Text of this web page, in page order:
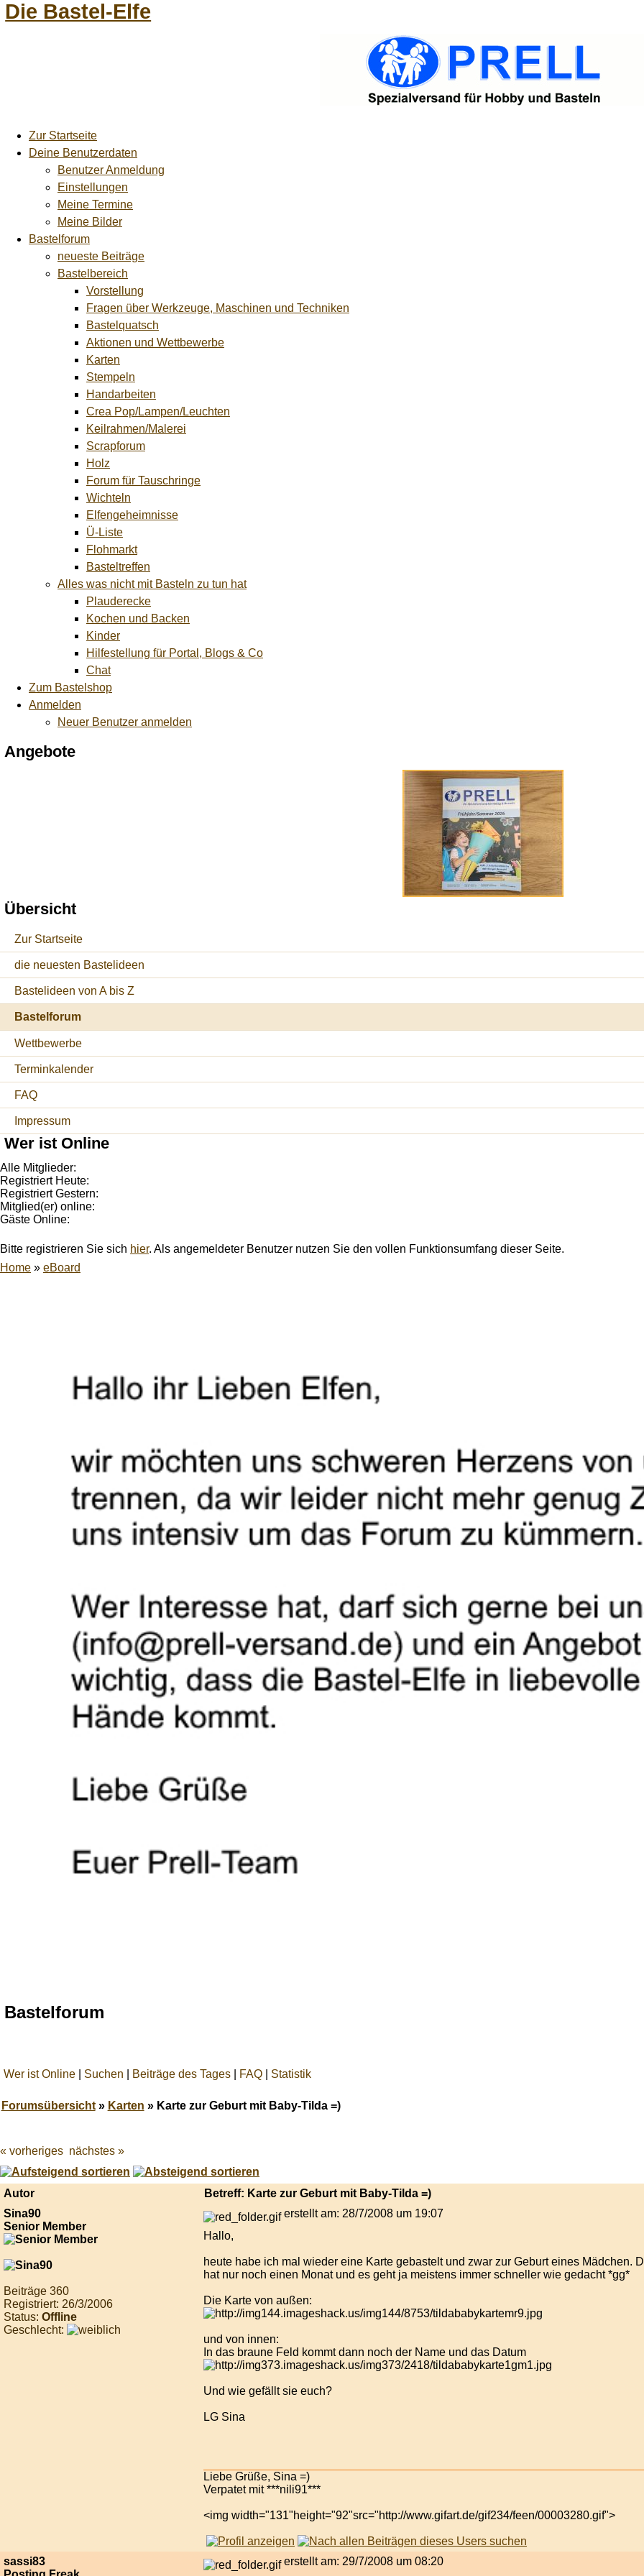
Die Bastel-Elfe
Zur Startseite
Deine Benutzerdaten
Benutzer Anmeldung
Einstellungen
Meine Termine
Meine Bilder
Bastelforum
neueste Beiträge
Bastelbereich
Vorstellung
Fragen über Werkzeuge, Maschinen und Techniken
Bastelquatsch
Aktionen und Wettbewerbe
Karten
Stempeln
Handarbeiten
Crea Pop/Lampen/Leuchten
Keilrahmen/Malerei
Scrapforum
Holz
Forum für Tauschringe
Wichteln
Elfengeheimnisse
Ü-Liste
Flohmarkt
Basteltreffen
Alles was nicht mit Basteln zu tun hat
Plauderecke
Kochen und Backen
Kinder
Hilfestellung für Portal, Blogs & Co
Chat
Zum Bastelshop
Anmelden
Neuer Benutzer anmelden
Angebote
Übersicht
Zur Startseite
die neuesten Bastelideen
Bastelideen von A bis Z
Bastelforum
Wettbewerbe
Terminkalender
FAQ
Impressum
Wer ist Online
Alle Mitglieder:
Registriert Heute:
Registriert Gestern:
Mitglied(er) online:
Gäste Online:
Bitte registrieren Sie sich hier. Als angemeldeter Benutzer nutzen Sie den vollen Funktionsumfang dieser Seite.
Home » eBoard
Bastelforum
Wer ist Online Suchen Beiträge des Tages FAQ Statistik
Forumsübersicht» Karten » Karte zur Geburt mit Baby-Tilda =)
Best
online
live
casino
« vorheriges nächstes »
Autor
Betreff: Karte zur Geburt mit Baby-Tilda =)
Sina90
Senior Member
Beiträge 360
Registriert: 26/3/2006
Status: Offline
Geschlecht:
erstellt am: 28/7/2008 um 19:07
Hallo,
heute habe ich mal wieder eine Karte gebastelt und zwar zur Geburt eines Mädchen.
hat nur noch einen Monat und es geht ja meistens immer schneller wie gedacht *gg*
Die Karte von außen:
und von innen:
In das braune Feld kommt dann noch der Name und das Datum
Und wie gefällt sie euch?
LG Sina
Liebe Grüße, Sina =)
Verpatet mit ***nili91***
<img width="131"height="92"src="http://www.gifart.de/gif234/feen/00003280.gif">
sassi83
erstellt am: 29/7/2008 um 08:20